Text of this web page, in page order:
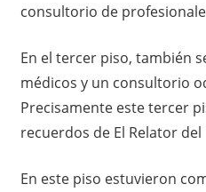
consultorio de
En el tercer piso, también
médicos y un consultorio
Precisamente este tercer
recuerdos de El Relator del
En este piso estuvieron